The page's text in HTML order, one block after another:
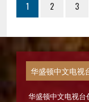
1 2 3
华盛顿中文电视
华盛顿中文电视台